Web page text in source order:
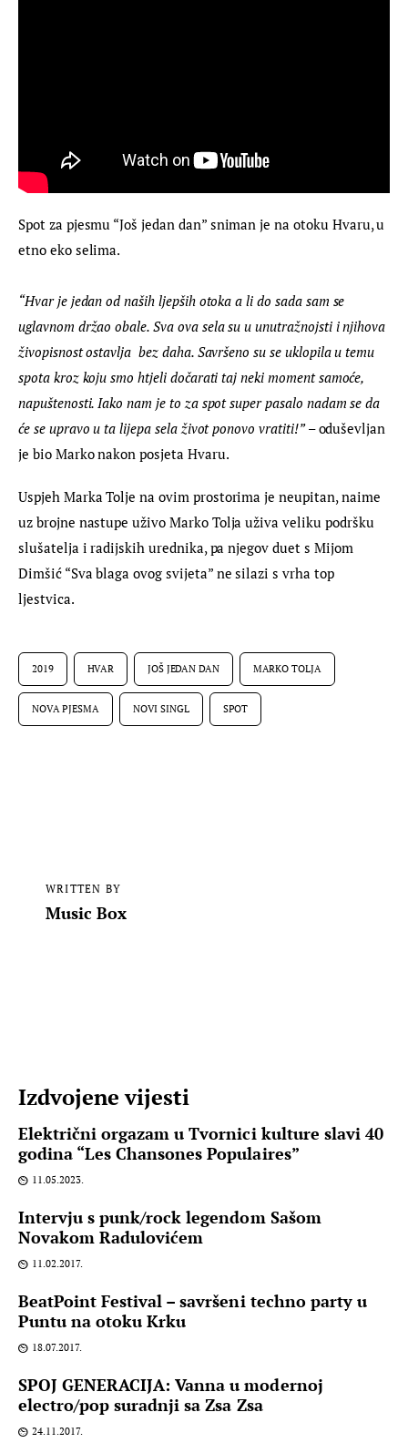
Spot za pjesmu “Još jedan dan” sniman je na otoku Hvaru, u
etno eko selima.
“Hvar je jedan od naših ljepših otoka a li do sada sam se
uglavnom držao obale. Sva ova sela su u unutražnojsti i njihova
živopisnost ostavlja  bez daha. Savršeno su se uklopila u temu
spota kroz koju smo htjeli dočarati taj neki moment samoće,
napuštenosti. Iako nam je to za spot super pasalo nadam se da
će se upravo u ta lijepa sela život ponovo vratiti!” – oduševljan
je bio Marko nakon posjeta Hvaru.
Uspjeh Marka Tolje na ovim prostorima je neupitan, naime
uz brojne nastupe uživo Marko Tolja uživa veliku podršku
slušatelja i radijskih urednika, pa njegov duet s Mijom
Dimšić “Sva blaga ovog svijeta” ne silazi s vrha top
ljestvica.
2019 HVAR JOŠ JEDAN DAN MARKO TOLJA
NOVA PJESMA NOVI SINGL SPOT
WRITTEN BY
Music Box
Izdvojene vijesti
Električni orgazam u Tvornici kulture slavi 40
godina “Les Chansones Populaires”
11.05.2023.
Intervju s punk/rock legendom Sašom
Novakom Radulovićem
11.02.2017.
BeatPoint Festival – savršeni techno party u
Puntu na otoku Krku
18.07.2017.
SPOJ GENERACIJA: Vanna u modernoj
electro/pop suradnji sa Zsa Zsa
24.11.2017.